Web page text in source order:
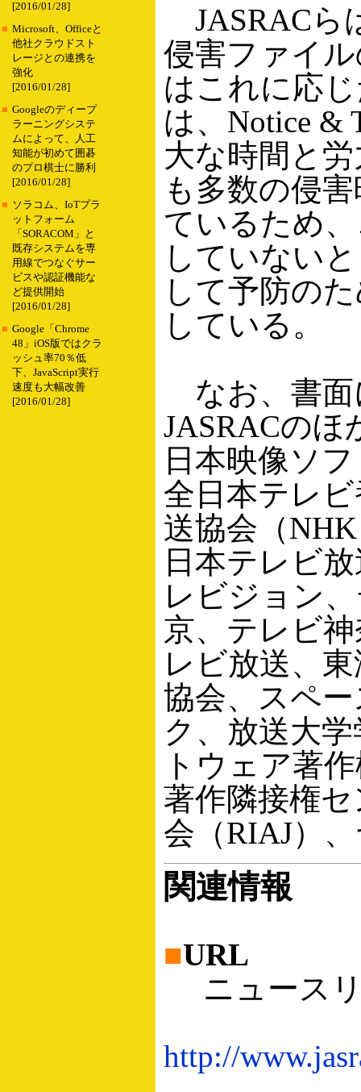
[2016/01/28]
■ Microsoft、Officeと
他社クラウドスト
レージとの連携を
強化
[2016/01/28]
■ Googleのディープ
ラーニングシステ
ムによって、人工
知能が初めて囲碁
のプロ棋士に勝利
[2016/01/28]
■ ソラコム、IoTプラ
ットフォーム
「SORACOM」と
既存システムを専
用線でつなぐサー
ビスや認証機能な
ど提供開始
[2016/01/28]
■ Google「Chrome
48」iOS版ではクラ
ッシュ率70％低
下、JavaScript実行
速度も大幅改善
[2016/01/28]
JASRACら
侵害ファイル
はこれに応
は、Notice &
大な時間と
も多数の侵
ているため
していない
して予防の
している。
なお、書面
JASRACのほ
日本映像ソ
全日本テレ
送協会（
日本テレビ
レビジョン
京、テレビ
レビ放送、
協会、スペ
ク、放送大
トウェア著
著作隣接権
会（RIAJ）
関連情報
■URL
ニュース
http://